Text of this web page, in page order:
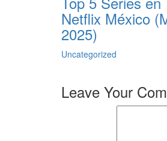
Netflix México
2025)
Uncategorized
Leave Your